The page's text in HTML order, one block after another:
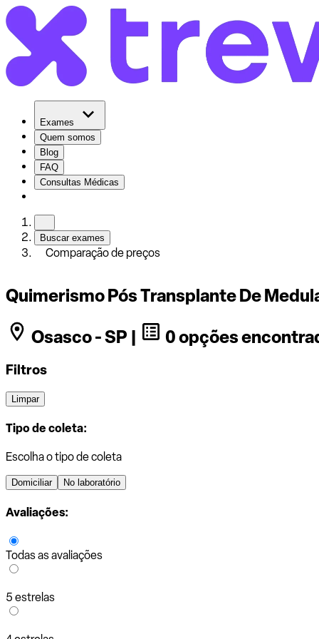
Exames
Quem somos
Blog
FAQ
Consultas Médicas
Buscar exames
Comparação de preços
Quimerismo Pós Transplante De
Osasco - SP |
0 opções
Filtros
Limpar
Tipo de coleta:
Escolha o tipo de coleta
Domiciliar No laboratório
Avaliações:
Todas as avaliações
5 estrelas